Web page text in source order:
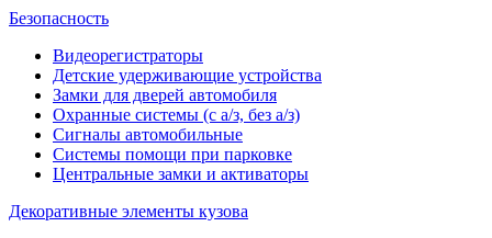
Безопасность
Видеорегистраторы
Детские удерживающие устройства
Замки для дверей автомобиля
Охранные системы (с а/з, без а/з)
Сигналы автомобильные
Системы помощи при парковке
Центральные замки и активаторы
Декоративные элементы кузова